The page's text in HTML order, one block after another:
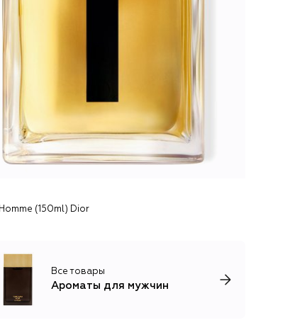
(150ml) Dior
Все товары
Ароматы для мужчин